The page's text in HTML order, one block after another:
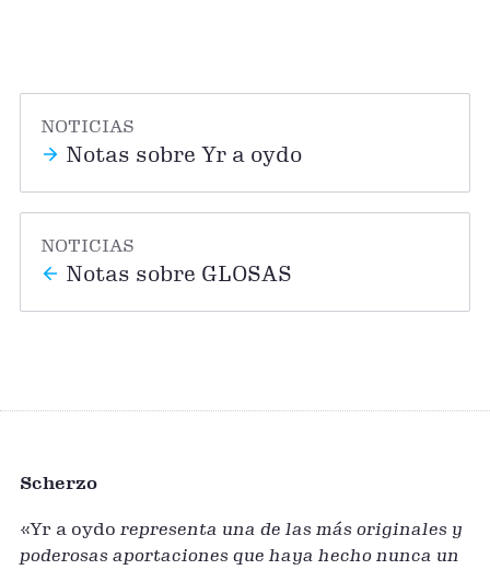
NOTICIAS
Notas sobre Yr a oydo
NOTICIAS
Notas sobre GLOSAS
Scherzo
«Yr a oydo representa una de las más originales y
poderosas aportaciones que haya hecho nunca un